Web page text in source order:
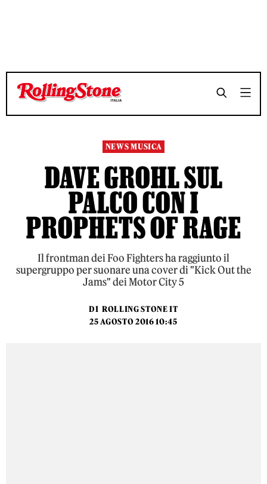
NEWS MUSICA
DAVE GROHL SUL
PALCO CON I
PROPHETS OF RAGE
Il frontman dei Foo Fighters ha raggiunto il
supergruppo per suonare una cover di "Kick Out the
Jams" dei Motor City 5
DI ROLLING STONE IT
25 AGOSTO 2016 10:45